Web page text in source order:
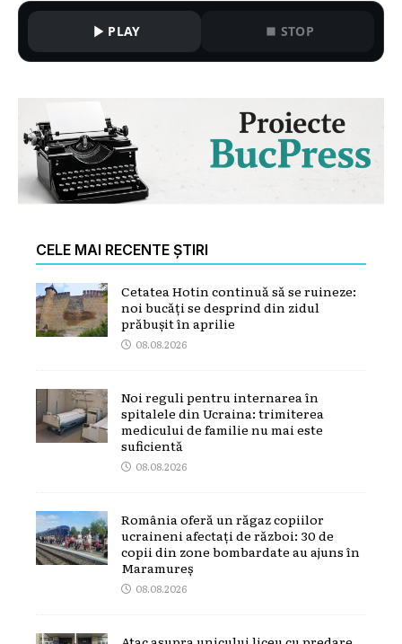
PLAY STOP
CELE MAI RECENTE ȘTIRI
Cetatea Hotin continuă să se ruineze:
noi bucăți se desprind din zidul
prăbușit în aprilie
08.08.2026
Noi reguli pentru internarea în
spitalele din Ucraina: trimiterea
medicului de familie nu mai este
suficientă
08.08.2026
România oferă un răgaz copiilor
ucraineni afectați de război: 30 de
copii din zone bombardate au ajuns în
Maramureș
08.08.2026